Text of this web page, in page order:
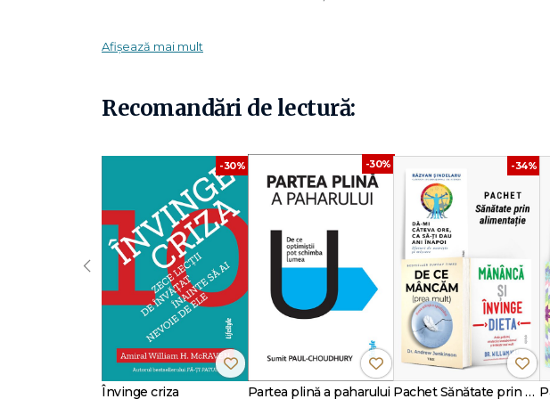
Aflat într-o stare vegetativă în urma unui accident groaznic care i-a paralizat întreg
cu cei din jurul lui, asistând neputincios la ceea ce i se întâmplă. Izolat de familie și
Prin intermediul protagonistului acestei povești, învățătorul spiritual Anand Dílvar
vină, rănile din trecut și cum putem ierta, pentru a înțelege adevăratul sens al iubirii
O carte profundă, care are puterea de a schimba vieți, menită să ne cutremure și să
capabili să-și pună la îndoială propriile convingeri fără teama de consecințe.
Fascinația de o viață a lui Anand Dílvar pentru filosofiile și tehnicile vechi și noi ale
unde s-a întâlnit cu învățători spirituali în comunitățile lor. Adept al învățăturilor lui
Mexic, un loc vizitat de oameni din toată lumea și unde, de peste cincisprezece
meditație. În Mexic, unde Prizonierul a fost adoptat ca text de studiu în universități,
vorbi despre abordarea sa privind ceea ce numește o Revoluție în Conștiință.
"O carte care merită citită și recitită de multe ori. Este o odă închinată vieții." -Dr.
America
Afișează mai mult
Recomandări de lectură:
-30%
Învinge criza
-30%
Partea plină a paharului
-34%
Pachet Sănătate prin alimentație
‹